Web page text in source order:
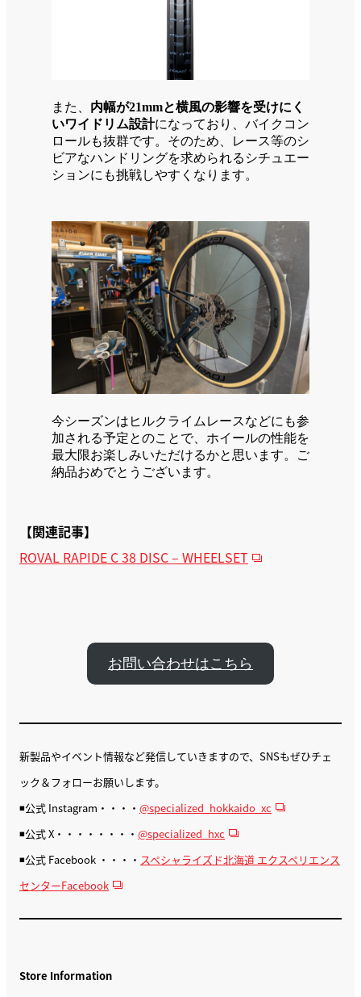
また、 内幅が21mmと横風の影響を受けにく
いワイドリム設計になっており、バイクコン
ロールも抜群です。そのため、レース等のシ
ビアなハンドリングを求められるシチュエー
ションにも挑戦しやすくなります。
今シーズンはヒルクライムレースなどにも参
加される予定とのことで、ホイールの性能を
最大限お楽しみいただけるかと思います。ご
納品おめでとうございます。
【関連記事】
ROVAL RAPIDE C 38 DISC – WHEELSET
お問い合わせはこちら
新製品やイベント情報など発信していきますので、SNSもぜひチェ
ック＆フォローお願いします。
◾️公式 Instagram・・・・ @specialized_hokkaido_xc
◾️公式 X・・・・・・・・ @specialized_hxc
◾️公式 Facebook ・・・・ スペシャライズド北海道 エクスペリエンス
センターFacebook
Store Information